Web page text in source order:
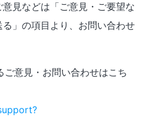
見などは「ご意見・ご要望な
」の項目より、お問い合わせ
意見・お問い合わせはこち